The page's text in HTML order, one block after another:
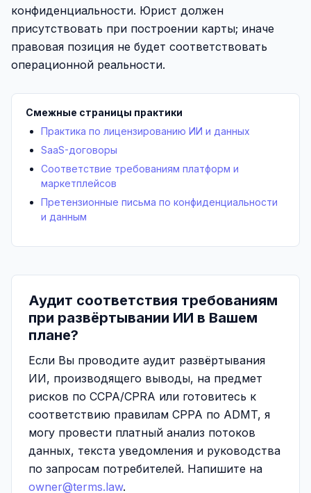
конфиденциальности. Юрист должен
присутствовать при построении карты; иначе
правовая позиция не будет соответствовать
операционной реальности.
Смежные страницы практики
Практика по лицензированию ИИ и данных
SaaS-договоры
Соответствие требованиям платформ и
маркетплейсов
Претензионные письма по конфиденциальности
и данным
Аудит соответствия требованиям
при развёртывании ИИ в Вашем
плане?
Если Вы проводите аудит развёртывания
ИИ, производящего выводы, на предмет
рисков по CCPA/CPRA или готовитесь к
соответствию правилам CPPA по ADMT, я
могу провести платный анализ потоков
данных, текста уведомления и руководства
по запросам потребителей. Напишите на
owner@terms.law.